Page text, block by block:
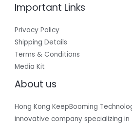
Important Links
Privacy Policy
Shipping Details
Terms & Conditions
Media Kit
About us
Hong Kong KeepBooming
innovative company specializing